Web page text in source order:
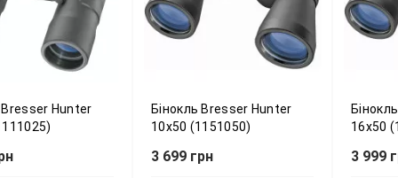
Bresser Hunter
Бінокль Bresser Hunter
10x50 (1151050)
3 699 грн
16x50
3 999